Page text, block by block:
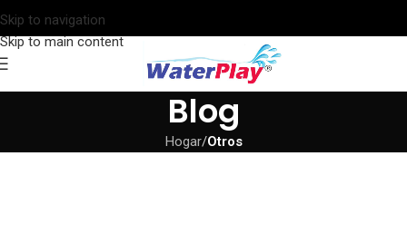
Skip to navigation
Skip to main content
Blog
Hogar/Otros